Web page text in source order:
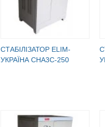
СТАБІЛІЗАТОР ELIM-
УКРАЇНА СНА3С-250